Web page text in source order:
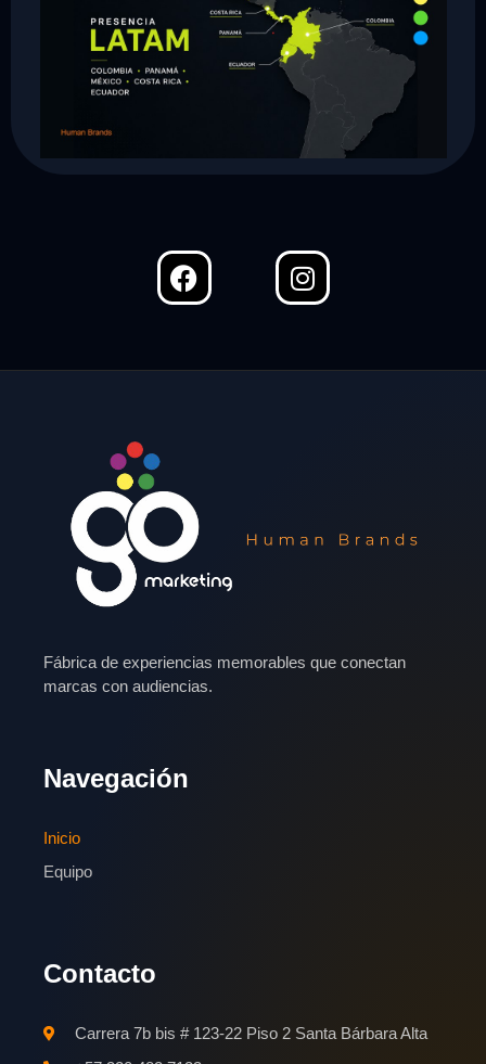
Fábrica de experiencias memorables que conectan
marcas con audiencias.
Navegación
Inicio
Equipo
Contacto
Carrera 7b bis # 123-22 Piso 2 Santa Bárbara Alta